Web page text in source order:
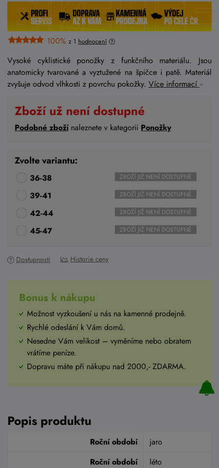
100% z 1 hodnocení
Vysoké cyklistické ponožky z funkčního materiálu. Jsou
anatomicky tvarované a vyztužené na špičce i patě. Materiál
zvyšuje odvod vlhkosti z povrchu pokožky. Více informací
Zboží už není dostupné
Podobné zbožínaleznete v kategorii Ponožky
Zvolte variantu:
36-38 ZBOŽÍ JIŽ NENÍ DOSTUPNÉ
39-41 ZBOŽÍ JIŽ NENÍ DOSTUPNÉ
42-44 ZBOŽÍ JIŽ NENÍ DOSTUPNÉ
45-47 ZBOŽÍ JIŽ NENÍ DOSTUPNÉ
Dostupnosti Historie ceny
Bonus k nákupu
Možnost vyzkoušení u nás na kamenné prodejně.
Rychlé odeslání k Vám domů.
Nesedne Vám velikost – vyměníme nebo obratem
vrátíme peníze.
Dopravu máte při nákupu nad 2000,- ZDARMA.
Popis produktu
Roční období
jaro
Roční období
léto